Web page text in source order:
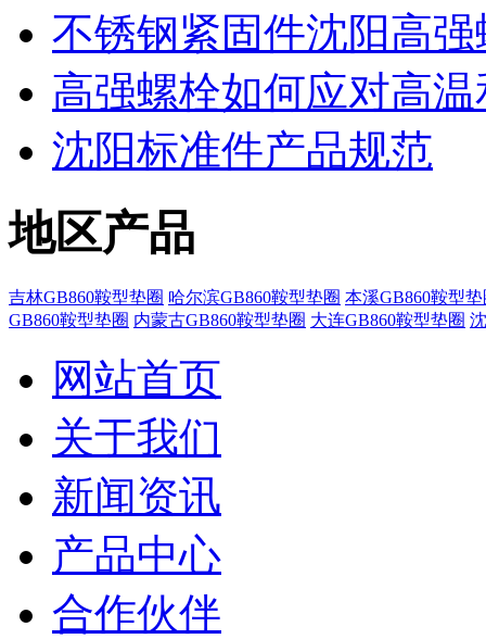
不锈钢紧固件沈阳高
高强螺栓如何应对高
沈阳标准件产品规范
地区产品
吉林GB860鞍型垫圈 哈尔滨GB860鞍型垫圈 本溪GB860鞍型
GB860鞍型垫圈 内蒙古GB860鞍型垫圈 大连GB860鞍型垫圈
网站首页
关于我们
新闻资讯
产品中心
合作伙伴